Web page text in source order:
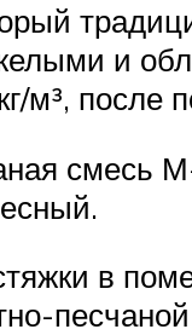
и
м³, после
смесь
в